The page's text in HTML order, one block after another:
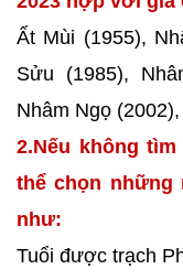
Ất Mùi (1955),
Sửu (1985),
Nhâm Ngọ
2.Nếu không
thể chọn
như:
Tuổi được trạch